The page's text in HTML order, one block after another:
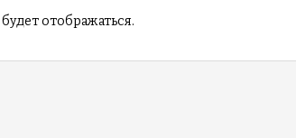
отображаться.